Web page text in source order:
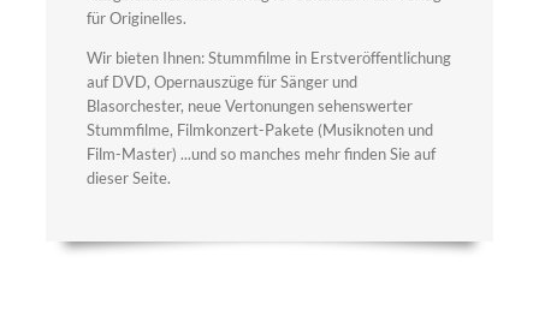
für Originelles.
Wir bieten Ihnen: Stummfilme in Erstveröffentlichung
auf DVD, Opernauszüge für Sänger und
Blasorchester, neue Vertonungen sehenswerter
Stummfilme, Filmkonzert-Pakete (Musiknoten und
Film-Master) ...und so manches mehr finden Sie auf
dieser Seite.